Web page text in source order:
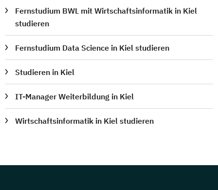
Fernstudium BWL mit Wirtschaftsinformatik in Kiel
studieren
Fernstudium Data Science in Kiel studieren
Studieren in Kiel
IT-Manager Weiterbildung in Kiel
Wirtschaftsinformatik in Kiel studieren